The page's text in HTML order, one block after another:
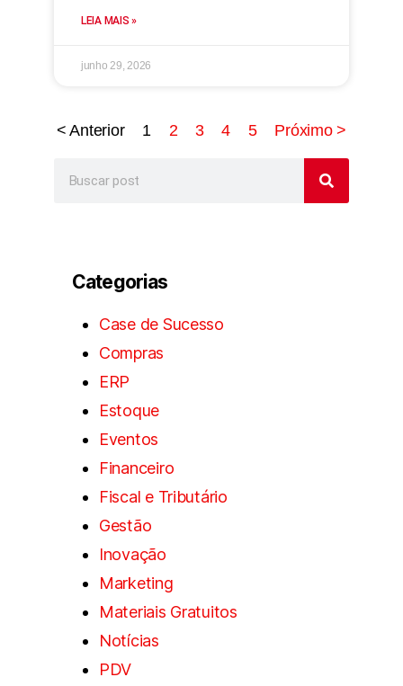
LEIA MAIS »
junho 29, 2026
< Anterior 1 2 3 4 5 Próximo >
Categorias
Case de Sucesso
Compras
ERP
Estoque
Eventos
Financeiro
Fiscal e Tributário
Gestão
Inovação
Marketing
Materiais Gratuitos
Notícias
PDV